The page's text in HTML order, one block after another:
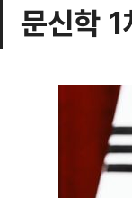
문신학